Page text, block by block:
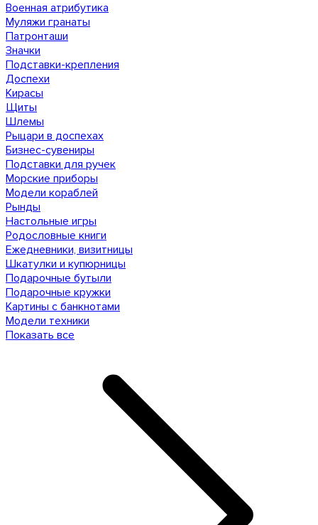
Военная атрибутика
Муляжи гранаты
Патронташи
Значки
Подставки-крепления
Доспехи
Кирасы
Щиты
Шлемы
Рыцари в доспехах
Бизнес-сувениры
Подставки для ручек
Морские приборы
Модели кораблей
Рынды
Настольные игры
Родословные книги
Ежедневники, визитницы
Шкатулки и купюрницы
Подарочные бутыли
Подарочные кружки
Картины с банкнотами
Модели техники
Показать все